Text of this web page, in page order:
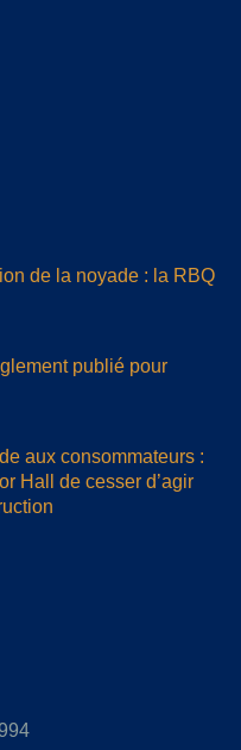
de la noyade : la RBQ
publié pour
aux consommateurs :
Hall de cesser d’agir